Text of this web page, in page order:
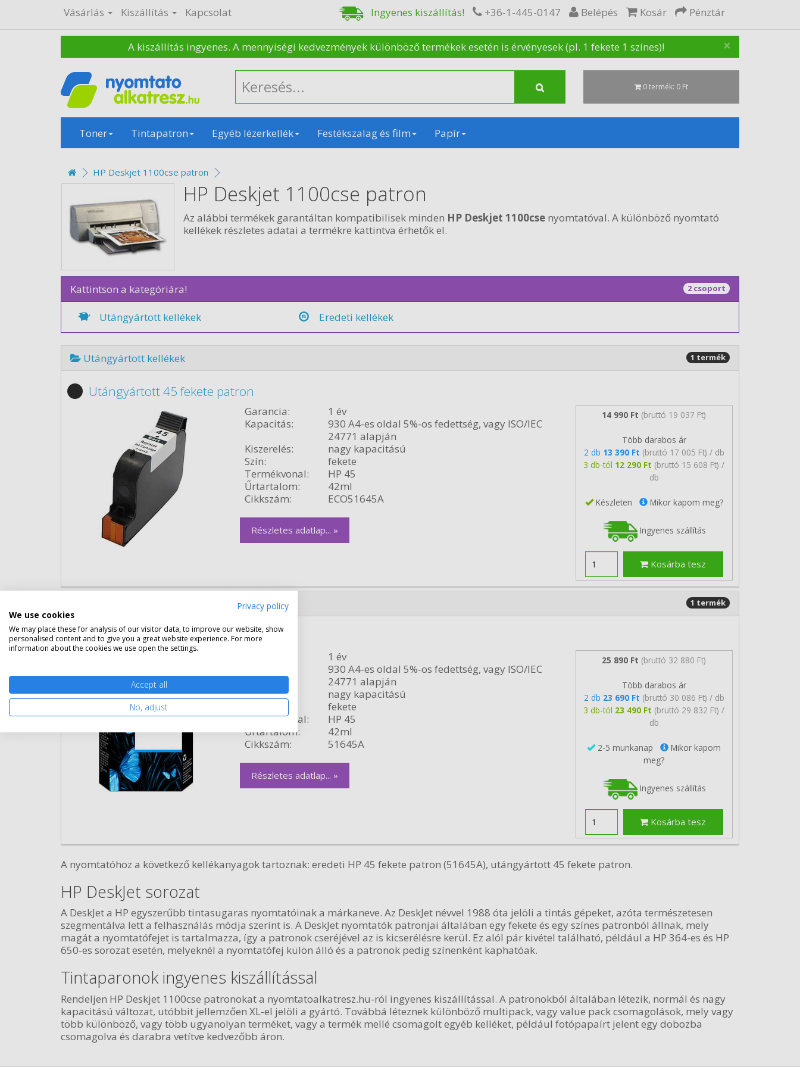
Vásárlás Kiszállítás Kapcsolat Ingyenes kiszállítás! +36-1-445-0147 Belépés Kosár Pénztár
×
A kiszállítás ingyenes. A mennyiségi kedvezmények különböző termékek esetén is érvényesek (pl. 1 fekete 1 színes)!
0 termék: 0 Ft
Toner Tintapatron Egyéb lézerkellék Festékszalag és film Papír
HP Deskjet 1100cse patron
HP Deskjet 1100cse patron
Az alábbi termékek garantáltan kompatibilisek minden HP Deskjet 1100cse nyomtatóval. A különböző nyomtató
kellékek részletes adatai a termékre kattintva érhetők el.
Kattintson a kategóriára! 2 csoport
Utángyártott kellékek Eredeti kellékek
Utángyártott kellékek 1 termék
Utángyártott 45 fekete patron
Garancia:
1 év
Kapacitás:
930 A4-es oldal 5%-os fedettség, vagy ISO/IEC
24771 alapján
Kiszerelés:
nagy kapacitású
Szín:
fekete
Termékvonal:
HP 45
Űrtartalom:
42ml
Cikkszám:
ECO51645A
Részletes adatlap... »
14 990 Ft (bruttó 19 037 Ft)
Több darabos ár
2 db 13 390 Ft (bruttó 17 005 Ft) / db
3 db-tól 12 290 Ft (bruttó 15 608 Ft) /
db
Készleten Mikor kapom meg?
Ingyenes szállítás
Kosárba tesz
1 termék
HP 45 fekete patron (51645A) eredeti
1 év
930 A4-es oldal 5%-os fedettség, vagy ISO/IEC
24771 alapján
Kiszerelés:
nagy kapacitású
fekete
Termékvonal:
HP 45
Űrtartalom:
42ml
Cikkszám:
51645A
Részletes adatlap... »
25 890 Ft (bruttó 32 880 Ft)
Több darabos ár
2 db 23 690 Ft (bruttó 30 086 Ft) / db
3 db-tól 23 490 Ft (bruttó 29 832 Ft) /
db
2-5 munkanap
Mikor kapom
meg?
Ingyenes szállítás
Kosárba tesz
A nyomtatóhoz a következő kellékanyagok tartoznak: eredeti HP 45 fekete patron (51645A), utángyártott 45 fekete patron.
HP DeskJet sorozat
A DeskJet a HP egyszerűbb tintasugaras nyomtatóinak a márkaneve. Az DeskJet névvel 1988 óta jelöli a tintás gépeket, azóta természetesen
szegmentálva lett a felhasználás módja szerint is. A DeskJet nyomtatók patronjai általában egy fekete és egy színes patronból állnak, mely
magát a nyomtatófejet is tartalmazza, így a patronok cseréjével az is kicserélésre kerül. Ez alól pár kivétel található, például a HP 364-es és HP
650-es sorozat esetén, melyeknél a nyomtatófej külön álló és a patronok pedig színenként kaphatóak.
Tintaparonok ingyenes kiszállítással
Rendeljen HP Deskjet 1100cse patronokat a nyomtatoalkatresz.hu-ról ingyenes kiszállítással. A patronokból általában létezik, normál és nagy
kapacitású változat, utóbbit jellemzően XL-el jelöli a gyártó. Továbbá léteznek különböző multipack, vagy value pack csomagolások, mely vagy
több különböző, vagy több ugyanolyan terméket, vagy a termék mellé csomagolt egyéb kelléket, például fotópapaírt jelent egy dobozba
csomagolva és darabra vetítve kedvezőbb áron.
Privacy policy
We use cookies
We may place these for analysis of our visitor data, to improve our website, show
personalised content and to give you a great website experience. For more
information about the cookies we use open the settings.
Accept all
No, adjust